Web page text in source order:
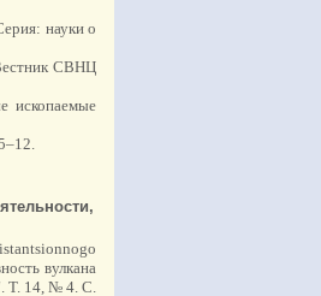
науки о
СВНЦ
ископаемые
вулкана
Т. 14, № 4. С.